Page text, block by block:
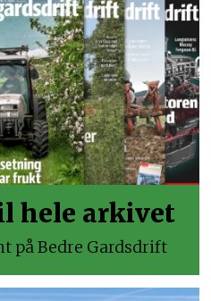
hele arkivet
på Bedre Gardsdrift